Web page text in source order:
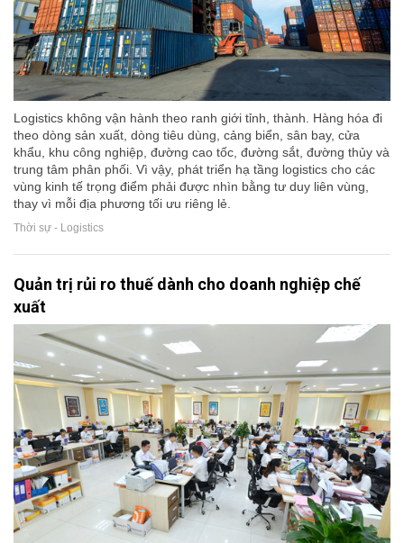
Logistics không vận hành theo ranh giới tỉnh, thành. Hàng hóa đi
theo dòng sản xuất, dòng tiêu dùng, cảng biển, sân bay, cửa
khẩu, khu công nghiệp, đường cao tốc, đường sắt, đường thủy và
trung tâm phân phối. Vì vậy, phát triển hạ tầng logistics cho các
vùng kinh tế trọng điểm phải được nhìn bằng tư duy liên vùng,
thay vì mỗi địa phương tối ưu riêng lẻ.
Thời sự - Logistics
Quản trị rủi ro thuế dành cho doanh nghiệp chế
xuất